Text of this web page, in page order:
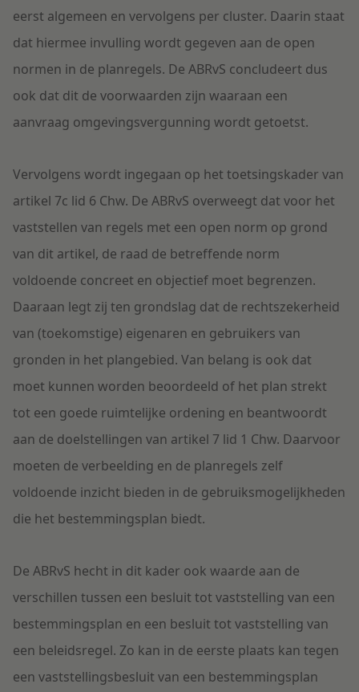
eerst algemeen en vervolgens per cluster. Daarin staat
dat hiermee invulling wordt gegeven aan de open
normen in de planregels. De ABRvS concludeert dus
ook dat dit de voorwaarden zijn waaraan een
aanvraag omgevingsvergunning wordt getoetst.
Vervolgens wordt ingegaan op het toetsingskader van
artikel 7c lid 6 Chw. De ABRvS overweegt dat voor het
vaststellen van regels met een open norm op grond
van dit artikel, de raad de betreffende norm
voldoende concreet en objectief moet begrenzen.
Daaraan legt zij ten grondslag dat de rechtszekerheid
van (toekomstige) eigenaren en gebruikers van
gronden in het plangebied. Van belang is ook dat
moet kunnen worden beoordeeld of het plan strekt
tot een goede ruimtelijke ordening en beantwoordt
aan de doelstellingen van artikel 7 lid 1 Chw. Daarvoor
moeten de verbeelding en de planregels zelf
voldoende inzicht bieden in de gebruiksmogelijkheden
die het bestemmingsplan biedt.
De ABRvS hecht in dit kader ook waarde aan de
verschillen tussen een besluit tot vaststelling van een
bestemmingsplan en een besluit tot vaststelling van
een beleidsregel. Zo kan in de eerste plaats kan tegen
een vaststellingsbesluit van een bestemmingsplan